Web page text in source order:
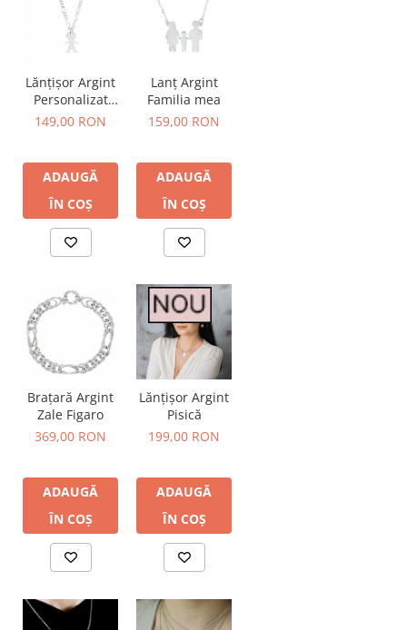
Lănțișor Argint
Personalizat
Copii Pandantiv
149,00 RON
ADAUGĂ
ÎN COȘ
Lanț Argint
Familia mea
159,00 RON
ADAUGĂ
ÎN COȘ
Brațară Argint
Zale Figaro
369,00 RON
ADAUGĂ
ÎN COȘ
Lănțișor Argint
Pisică
199,00 RON
ADAUGĂ
ÎN COȘ